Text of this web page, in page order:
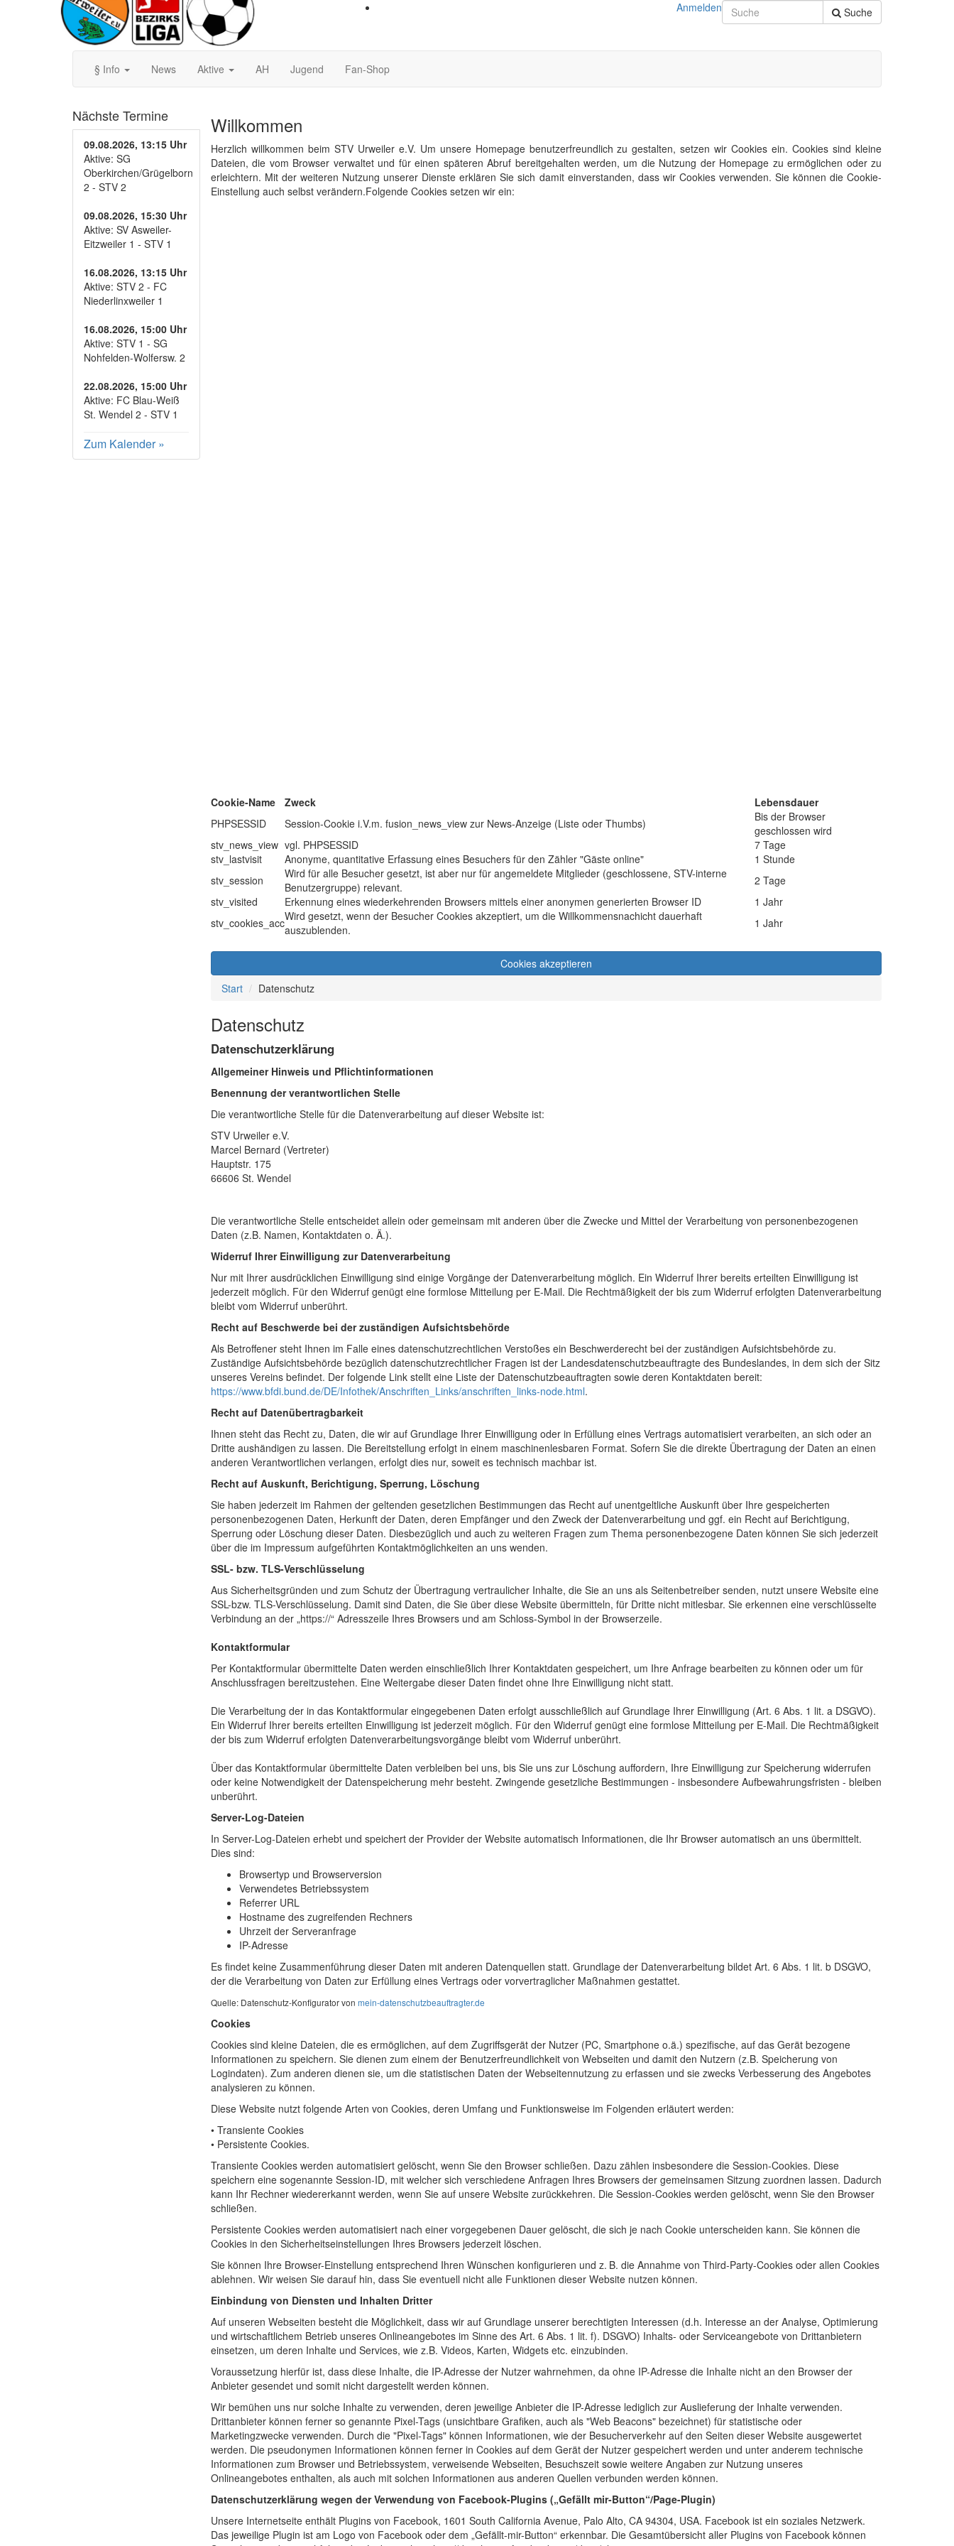
Suche
Anmelden
§ Info News Aktive AH Jugend Fan-Shop
Nächste Termine
09.08.2026, 13:15 Uhr
Aktive: SG
Oberkirchen/Grügelborn
2 - STV 2
09.08.2026, 15:30 Uhr
Aktive: SV Asweiler-
Eitzweiler 1 - STV 1
16.08.2026, 13:15 Uhr
Aktive: STV 2 - FC
Niederlinxweiler 1
16.08.2026, 15:00 Uhr
Aktive: STV 1 - SG
Nohfelden-Wolfersw. 2
22.08.2026, 15:00 Uhr
Aktive: FC Blau-Weiß
St. Wendel 2 - STV 1
Zum Kalender »
Willkommen
Herzlich willkommen beim STV Urweiler e.V. Um unsere Homepage benutzerfreundlich zu gestalten, setzen wir Cookies ein. Cookies sind kleine
Dateien, die vom Browser verwaltet und für einen späteren Abruf bereitgehalten werden, um die Nutzung der Homepage zu ermöglichen oder zu
erleichtern. Mit der weiteren Nutzung unserer Dienste erklären Sie sich damit einverstanden, dass wir Cookies verwenden. Sie können die Cookie-
Einstellung auch selbst verändern.Folgende Cookies setzen wir ein:
Cookie-Name Zweck
Lebensdauer
PHPSESSID
Session-Cookie i.V.m. fusion_news_view zur News-Anzeige (Liste oder Thumbs)
Bis der Browser
geschlossen wird
stv_news_view vgl. PHPSESSID
7 Tage
stv_lastvisit
Anonyme, quantitative Erfassung eines Besuchers für den Zähler "Gäste online"
1 Stunde
stv_session
Wird für alle Besucher gesetzt, ist aber nur für angemeldete Mitglieder (geschlossene, STV-interne
Benutzergruppe) relevant.
2 Tage
stv_visited
Erkennung eines wiederkehrenden Browsers mittels einer anonymen generierten Browser ID
1 Jahr
stv_cookies_accWird gesetzt, wenn der Besucher Cookies akzeptiert, um die Willkommensnachicht dauerhaft
auszublenden.
1 Jahr
Cookies akzeptieren
Start
Datenschutz
Datenschutz
Datenschutzerklärung
Allgemeiner Hinweis und Pflichtinformationen
Benennung der verantwortlichen Stelle
Die verantwortliche Stelle für die Datenverarbeitung auf dieser Website ist:
STV Urweiler e.V.
Marcel Bernard (Vertreter)
Hauptstr. 175
66606 St. Wendel
Die verantwortliche Stelle entscheidet allein oder gemeinsam mit anderen über die Zwecke und Mittel der Verarbeitung von personenbezogenen
Daten (z.B. Namen, Kontaktdaten o. Ä.).
Widerruf Ihrer Einwilligung zur Datenverarbeitung
Nur mit Ihrer ausdrücklichen Einwilligung sind einige Vorgänge der Datenverarbeitung möglich. Ein Widerruf Ihrer bereits erteilten Einwilligung ist
jederzeit möglich. Für den Widerruf genügt eine formlose Mitteilung per E-Mail. Die Rechtmäßigkeit der bis zum Widerruf erfolgten Datenverarbeitung
bleibt vom Widerruf unberührt.
Recht auf Beschwerde bei der zuständigen Aufsichtsbehörde
Als Betroffener steht Ihnen im Falle eines datenschutzrechtlichen Verstoßes ein Beschwerderecht bei der zuständigen Aufsichtsbehörde zu.
Zuständige Aufsichtsbehörde bezüglich datenschutzrechtlicher Fragen ist der Landesdatenschutzbeauftragte des Bundeslandes, in dem sich der Sitz
unseres Vereins befindet. Der folgende Link stellt eine Liste der Datenschutzbeauftragten sowie deren Kontaktdaten bereit:
https://www.bfdi.bund.de/DE/Infothek/Anschriften_Links/anschriften_links-node.html.
Recht auf Datenübertragbarkeit
Ihnen steht das Recht zu, Daten, die wir auf Grundlage Ihrer Einwilligung oder in Erfüllung eines Vertrags automatisiert verarbeiten, an sich oder an
Dritte aushändigen zu lassen. Die Bereitstellung erfolgt in einem maschinenlesbaren Format. Sofern Sie die direkte Übertragung der Daten an einen
anderen Verantwortlichen verlangen, erfolgt dies nur, soweit es technisch machbar ist.
Recht auf Auskunft, Berichtigung, Sperrung, Löschung
Sie haben jederzeit im Rahmen der geltenden gesetzlichen Bestimmungen das Recht auf unentgeltliche Auskunft über Ihre gespeicherten
personenbezogenen Daten, Herkunft der Daten, deren Empfänger und den Zweck der Datenverarbeitung und ggf. ein Recht auf Berichtigung,
Sperrung oder Löschung dieser Daten. Diesbezüglich und auch zu weiteren Fragen zum Thema personenbezogene Daten können Sie sich jederzeit
über die im Impressum aufgeführten Kontaktmöglichkeiten an uns wenden.
SSL- bzw. TLS-Verschlüsselung
Aus Sicherheitsgründen und zum Schutz der Übertragung vertraulicher Inhalte, die Sie an uns als Seitenbetreiber senden, nutzt unsere Website eine
SSL-bzw. TLS-Verschlüsselung. Damit sind Daten, die Sie über diese Website übermitteln, für Dritte nicht mitlesbar. Sie erkennen eine verschlüsselte
Verbindung an der „https://“ Adresszeile Ihres Browsers und am Schloss-Symbol in der Browserzeile.
Kontaktformular
Per Kontaktformular übermittelte Daten werden einschließlich Ihrer Kontaktdaten gespeichert, um Ihre Anfrage bearbeiten zu können oder um für
Anschlussfragen bereitzustehen. Eine Weitergabe dieser Daten findet ohne Ihre Einwilligung nicht statt.
Die Verarbeitung der in das Kontaktformular eingegebenen Daten erfolgt ausschließlich auf Grundlage Ihrer Einwilligung (Art. 6 Abs. 1 lit. a DSGVO).
Ein Widerruf Ihrer bereits erteilten Einwilligung ist jederzeit möglich. Für den Widerruf genügt eine formlose Mitteilung per E-Mail. Die Rechtmäßigkeit
der bis zum Widerruf erfolgten Datenverarbeitungsvorgänge bleibt vom Widerruf unberührt.
Über das Kontaktformular übermittelte Daten verbleiben bei uns, bis Sie uns zur Löschung auffordern, Ihre Einwilligung zur Speicherung widerrufen
oder keine Notwendigkeit der Datenspeicherung mehr besteht. Zwingende gesetzliche Bestimmungen - insbesondere Aufbewahrungsfristen - bleiben
unberührt.
Server-Log-Dateien
In Server-Log-Dateien erhebt und speichert der Provider der Website automatisch Informationen, die Ihr Browser automatisch an uns übermittelt.
Dies sind:
Browsertyp und Browserversion
Verwendetes Betriebssystem
Referrer URL
Hostname des zugreifenden Rechners
Uhrzeit der Serveranfrage
IP-Adresse
Es findet keine Zusammenführung dieser Daten mit anderen Datenquellen statt. Grundlage der Datenverarbeitung bildet Art. 6 Abs. 1 lit. b DSGVO,
der die Verarbeitung von Daten zur Erfüllung eines Vertrags oder vorvertraglicher Maßnahmen gestattet.
Quelle: Datenschutz-Konfigurator von mein-datenschutzbeauftragter.de
Cookies
Cookies sind kleine Dateien, die es ermöglichen, auf dem Zugriffsgerät der Nutzer (PC, Smartphone o.ä.) spezifische, auf das Gerät bezogene
Informationen zu speichern. Sie dienen zum einem der Benutzerfreundlichkeit von Webseiten und damit den Nutzern (z.B. Speicherung von
Logindaten). Zum anderen dienen sie, um die statistischen Daten der Webseitennutzung zu erfassen und sie zwecks Verbesserung des Angebotes
analysieren zu können.
Diese Website nutzt folgende Arten von Cookies, deren Umfang und Funktionsweise im Folgenden erläutert werden:
• Transiente Cookies
• Persistente Cookies.
Transiente Cookies werden automatisiert gelöscht, wenn Sie den Browser schließen. Dazu zählen insbesondere die Session-Cookies. Diese
speichern eine sogenannte Session-ID, mit welcher sich verschiedene Anfragen Ihres Browsers der gemeinsamen Sitzung zuordnen lassen. Dadurch
kann Ihr Rechner wiedererkannt werden, wenn Sie auf unsere Website zurückkehren. Die Session-Cookies werden gelöscht, wenn Sie den Browser
schließen.
Persistente Cookies werden automatisiert nach einer vorgegebenen Dauer gelöscht, die sich je nach Cookie unterscheiden kann. Sie können die
Cookies in den Sicherheitseinstellungen Ihres Browsers jederzeit löschen.
Sie können Ihre Browser-Einstellung entsprechend Ihren Wünschen konfigurieren und z. B. die Annahme von Third-Party-Cookies oder allen Cookies
ablehnen. Wir weisen Sie darauf hin, dass Sie eventuell nicht alle Funktionen dieser Website nutzen können.
Einbindung von Diensten und Inhalten Dritter
Auf unseren Webseiten besteht die Möglichkeit, dass wir auf Grundlage unserer berechtigten Interessen (d.h. Interesse an der Analyse, Optimierung
und wirtschaftlichem Betrieb unseres Onlineangebotes im Sinne des Art. 6 Abs. 1 lit. f). DSGVO) Inhalts- oder Serviceangebote von Drittanbietern
einsetzen, um deren Inhalte und Services, wie z.B. Videos, Karten, Widgets etc. einzubinden.
Voraussetzung hierfür ist, dass diese Inhalte, die IP-Adresse der Nutzer wahrnehmen, da ohne IP-Adresse die Inhalte nicht an den Browser der
Anbieter gesendet und somit nicht dargestellt werden können.
Wir bemühen uns nur solche Inhalte zu verwenden, deren jeweilige Anbieter die IP-Adresse lediglich zur Auslieferung der Inhalte verwenden.
Drittanbieter können ferner so genannte Pixel-Tags (unsichtbare Grafiken, auch als "Web Beacons" bezeichnet) für statistische oder
Marketingzwecke verwenden. Durch die "Pixel-Tags" können Informationen, wie der Besucherverkehr auf den Seiten dieser Website ausgewertet
werden. Die pseudonymen Informationen können ferner in Cookies auf dem Gerät der Nutzer gespeichert werden und unter anderem technische
Informationen zum Browser und Betriebssystem, verweisende Webseiten, Besuchszeit sowie weitere Angaben zur Nutzung unseres
Onlineangebotes enthalten, als auch mit solchen Informationen aus anderen Quellen verbunden werden können.
Datenschutzerklärung wegen der Verwendung von Facebook-Plugins („Gefällt mir-Button“/Page-Plugin)
Unsere Internetseite enthält Plugins von Facebook, 1601 South California Avenue, Palo Alto, CA 94304, USA. Facebook ist ein soziales Netzwerk.
Das jeweilige Plugin ist am Logo von Facebook oder dem „Gefällt-mir-Button“ erkennbar. Die Gesamtübersicht aller Plugins von Facebook können